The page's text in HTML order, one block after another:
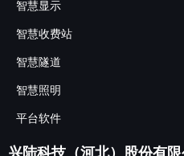
智慧显示
智慧收费站
智慧隧道
智慧照明
平台软件